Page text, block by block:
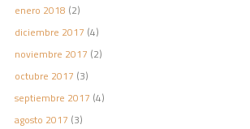
enero 2018 (2)
diciembre 2017 (4)
noviembre 2017 (2)
octubre 2017 (3)
septiembre 2017 (4)
agosto 2017 (3)